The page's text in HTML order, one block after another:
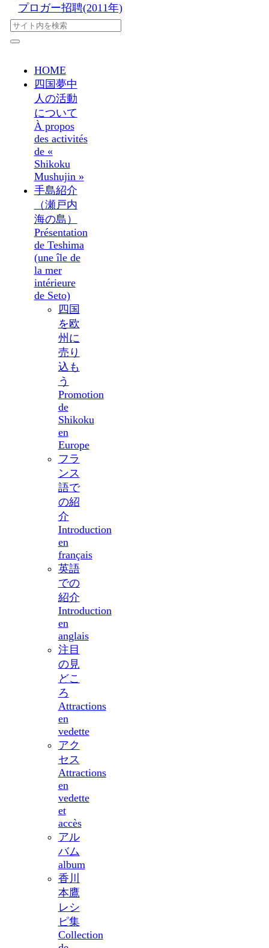
プロガー招聘(2011年)
HOME
四国夢中
人の活動
について
À propos
des activités
de «
Shikoku
Mushujin »
手島紹介
（瀬戸内
海の島）
Présentation
de Teshima
(une île de
la mer
intérieure
de Seto)
四国
を欧
州に
売り
込も
う
Promotion
de
Shikoku
en
Europe
フラ
ンス
語で
の紹
介
Introduction
en
français
英語
での
紹介
Introduction
en
anglais
注目
の見
どこ
ろ
Attractions
en
vedette
アク
セス
Attractions
en
vedette
et
accès
アル
バム
album
香川
本鷹
レシ
ピ集
Collection